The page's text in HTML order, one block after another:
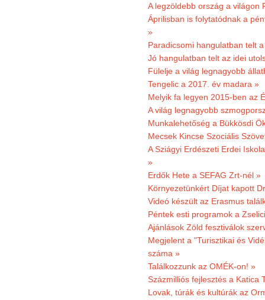
A legzöldebb ország a világon
Áprilisban is folytatódnak a
»
Paradicsomi hangulatban telt
Jó hangulatban telt az idei
Fülelje a világ legnagyobb
Tengelic a 2017. év madara »
Melyik fa legyen 2015-ben az
A világ legnagyobb
Munkalehetőség a Bükkösdi
Mecsek Kincse Szociális
A Sziágyi Erdészeti Erdei
»
Erdők Hete a SEFAG Zrt-nél »
Környezetünkért Díjat kapott
Videó készült az Erasmus
Péntek esti programok a
Ajánlások Zöld fesztiválok
Megjelent a "Turisztikai és
száma »
Találkozzunk az OMÉK-on! »
Százmilliós fejlesztés a Katica
Lovak, túrák és kultúrák az